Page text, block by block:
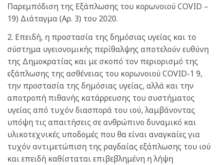
Παρεμπόδιση της Εξάπλωσης του κορωνοιού COVID –
19) Διάταγμα (Αρ. 3) του 2020.
2. Επειδή, η προστασία της δημόσιας υγείας και το
σύστημα υγειονομικής περίθαλψης αποτελούν ευθύνη
της Δημοκρατίας και με σκοπό τον περιορισμό της
εξάπλωσης της ασθένειας του κορωνοιού COVID-1 9,
την προστασία της δημόσιας υγείας, αλλά και την
αποτροπή πιθανής κατάρρευσης του συστήματος
υγείας από τυχόν διασπορά του ιού, λαμβάνοντας
υπόψη τις απαιτήσεις σε ανθρώπινο δυναμικό και
υλικοτεχνικές υποδομές που θα είναι αναγκαίες για
τυχόν αντιμετώπιση της ραγδαίας εξάπλωσης του ιού
και επειδή καθίσταται επιβεβλημένη η λήψη